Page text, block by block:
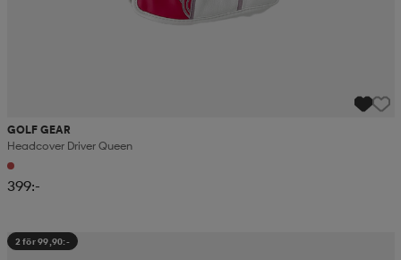
GOLF GEAR
Headcover Driver Queen
399:-
2 för 99,90:-